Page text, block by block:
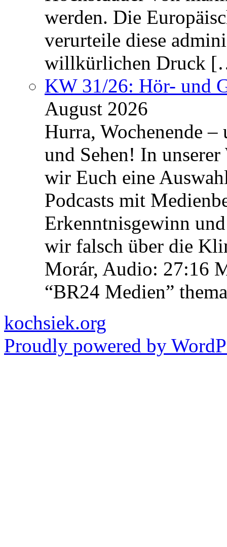
werden. Die
verurteile diese
willkürlichen Druck
KW 31/26: Hör- und
August 2026
Hurra, Wochenende
und Sehen! In unserer
wir Euch eine
Podcasts mit
Erkenntnisgewinn
wir falsch über die
Morár, Audio: 27:16
“BR24 Medien”
kochsiek.org
Proudly powered by